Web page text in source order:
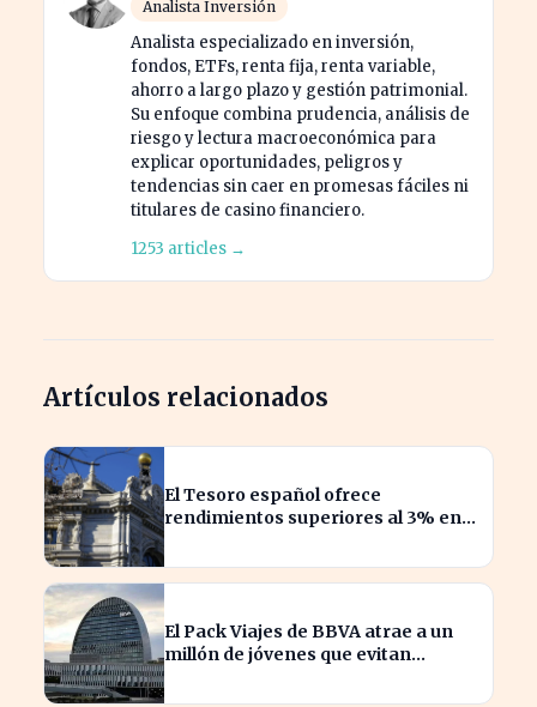
Analista Inversión
Analista especializado en inversión,
fondos, ETFs, renta fija, renta variable,
ahorro a largo plazo y gestión patrimonial.
Su enfoque combina prudencia, análisis de
riesgo y lectura macroeconómica para
explicar oportunidades, peligros y
tendencias sin caer en promesas fáciles ni
titulares de casino financiero.
1253 articles →
Artículos relacionados
El Tesoro español ofrece
rendimientos superiores al 3% en
El Pack Viajes de BBVA atrae a un
millón de jóvenes que evitan